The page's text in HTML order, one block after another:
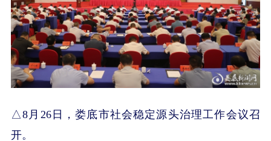
△8月26日，娄底市社会稳定源头治理工作会议召
开。